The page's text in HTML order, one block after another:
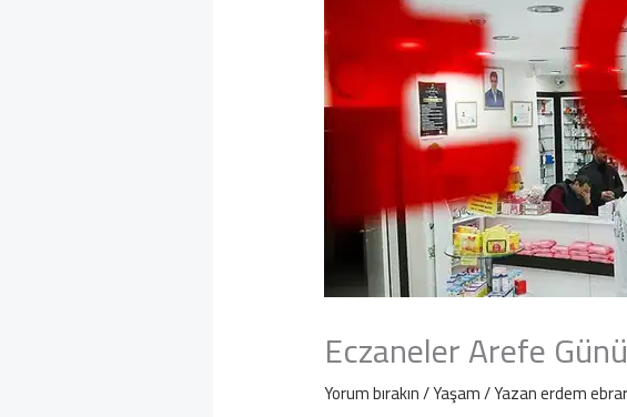
Eczaneler Arefe
Yorum bırakın/Yaşam/ Yazanerdem ebrar